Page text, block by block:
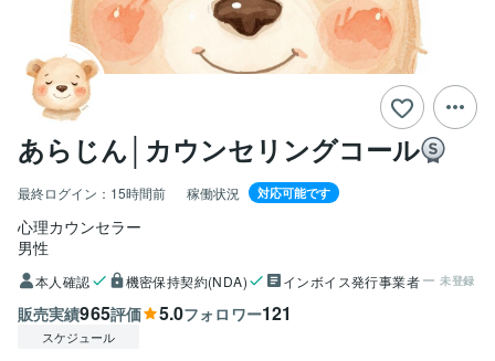
あらじん│カウンセリングコール
最終ログイン： 15時間前 稼働状況 対応可能です
心理カウンセラー
男性
本人確認 機密保持契約(NDA) インボイス発行事業者 未登録
販売実績965評価 5.0フォロワー121
スケジュール